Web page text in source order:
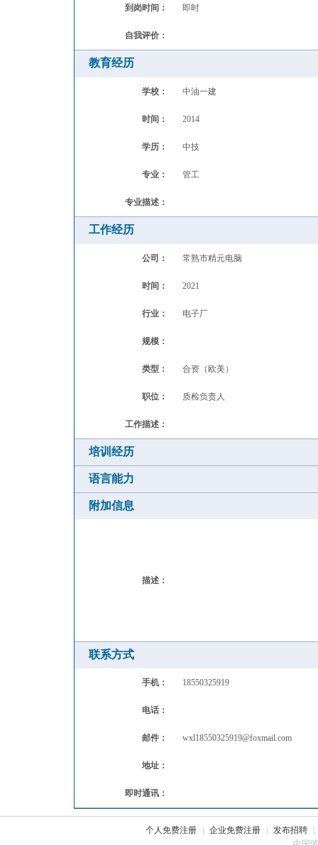
到岗时间： 即时
自我评价：
教育经历
学校： 中油一建
时间： 2014
学历： 中技
专业： 管工
专业描述：
工作经历
公司： 常熟市精元电脑
时间： 2021
行业： 电子厂
规模：
类型： 合资（欧美）
职位： 质检负责人
工作描述：
培训经历
语言能力
附加信息
描述：
联系方式
手机： 18550325919
电话：
邮件： wxl18550325919@foxmail.com
地址：
即时通讯：
个人免费注册 企业免费注册 发布招聘